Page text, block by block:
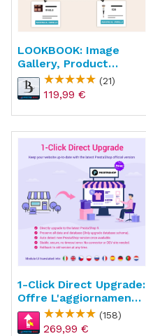
LOOKBOOK: Image
Gallery, Product
Showcase &
Collection
(21)
119,99 €
1-Click Direct Upgrade:
Offre L'aggiornamento
Gratuito
(158)
269,99 €